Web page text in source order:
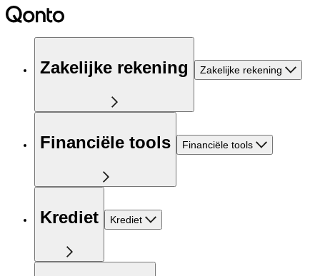
Zakelijke rekening Zakelijke rekening
Financiële tools Financiële tools
Krediet Krediet